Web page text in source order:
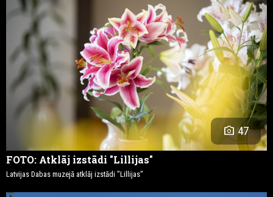
photo_camera 47
FOTO: Atklāj izstādi "Lillijas"
Latvijas Dabas muzejā atklāj izstādi "Lillijas"